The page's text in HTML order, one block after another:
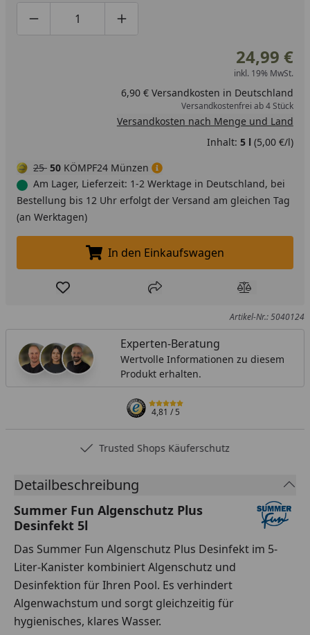
Produktmenge um eins verringern
Produktmenge manuell eingeben
Produktmenge um eins erhöhen
24,99 €
inkl. 19% MwSt.
6,90 € Versandkosten in Deutschland
Versandkostenfrei ab 4 Stück
Versandkosten nach Menge und Land
Inhalt: 5 l (5,00 €/l)
25 50 KÖMPF24 Münzen
Am Lager, Lieferzeit: 1-2 Werktage in Deutschland, bei
Bestellung bis 12 Uhr erfolgt der Versand am gleichen Tag
(an Werktagen)
In den Einkaufswagen legen
In den Einkaufswagen
Produkt zur Wunschliste hinzufügen
Teilen Produkt
Artikel-Nr.: 5040124
Experten-Beratung
Wertvolle Informationen zu diesem
Produkt erhalten.
4,81/ 5
Trusted Shops Käuferschutz
Detailbeschreibung
Summer Fun Algenschutz Plus
Desinfekt 5l
Das Summer Fun Algenschutz Plus Desinfekt im 5-
Liter-Kanister kombiniert Algenschutz und
Desinfektion für Ihren Pool. Es verhindert
Algenwachstum und sorgt gleichzeitig für
hygienisches, klares Wasser.